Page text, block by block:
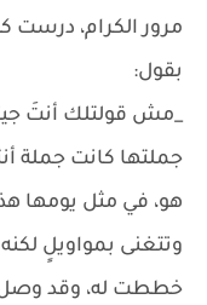
مرور الكرام، درست
بقول:
_مش قولتلك أنتَ
جملتها كانت جملة
هو، في مثل يومها
وتتغنى بمواويلٍ
خططت له، وقد وصل